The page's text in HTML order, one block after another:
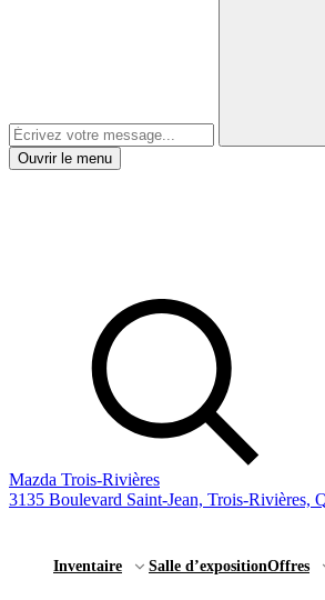
Ouvrir le menu
Mazda Trois-Rivières
3135 Boulevard Saint-Jean, Trois-Rivières,
Inventaire Salle d’expositionOffres